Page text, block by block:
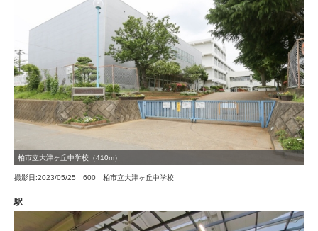
柏市立大津ヶ丘中学校（410m）
撮影日:2023/05/25 600 柏市立大津ヶ丘中学校
駅